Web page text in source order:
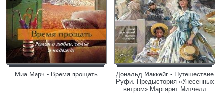
Миа Марч - Время прощать
Дональд Маккейг - Путешествие
Руфи. Предыстория «Унесенных
ветром» Маргарет Митчелл